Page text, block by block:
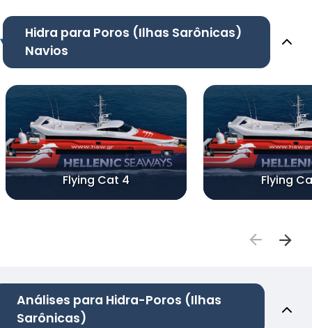
Hidra para Poros (Ilhas Sarônicas)
Navios
Flying Cat 4 Flying
Análises para Hidra-Poros (Ilhas
Sarônicas)